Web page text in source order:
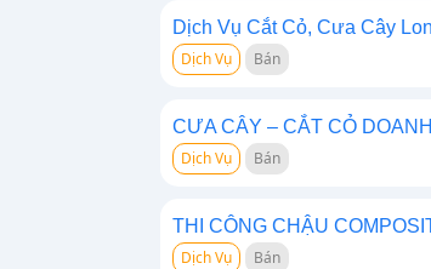
Dịch Vụ Cắt Cỏ, Cưa Cây
Dịch Vụ Bán
CƯA CÂY – CẮT CỎ
Dịch Vụ Bán
THI CÔNG CHẬU
Dịch Vụ Bán